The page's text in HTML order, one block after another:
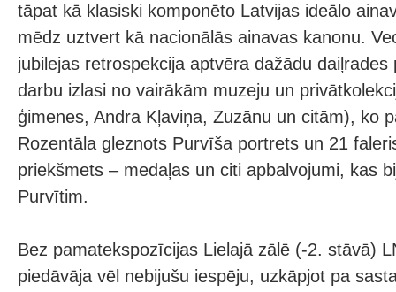
tāpat kā klasiski komponēto Latvijas ideālo
mēdz uztvert kā nacionālās ainavas kanonu.
jubilejas retrospekcija aptvēra dažādu
darbu izlasi no vairākām muzeju un
ģimenes, Andra Kļaviņa, Zuzānu un citām), ko
Rozentāla gleznots Purvīša portrets un 21
priekšmets – medaļas un citi apbalvojumi, kas
Purvītim.
Bez pamatekspozīcijas Lielajā zālē (-2. stāvā)
piedāvāja vēl nebijušu iespēju, uzkāpjot pa